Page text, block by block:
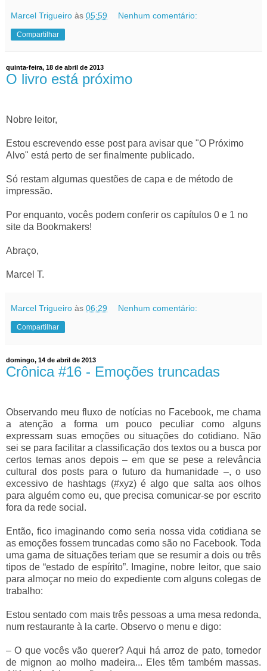
Marcel Trigueiro às 05:59 Nenhum comentário:
Compartilhar
quinta-feira, 18 de abril de 2013
O livro está próximo
Nobre leitor,
Estou escrevendo esse post para avisar que "O Próximo
Alvo" está perto de ser finalmente publicado.
Só restam algumas questões de capa e de método de
impressão.
Por enquanto, vocês podem conferir os capítulos 0 e 1 no
site da Bookmakers!
Abraço,
Marcel T.
Marcel Trigueiro às 06:29 Nenhum comentário:
Compartilhar
domingo, 14 de abril de 2013
Crônica #16 - Emoções truncadas
Observando meu fluxo de notícias no Facebook, me chama
a atenção a forma um pouco peculiar como alguns
expressam suas emoções ou situações do cotidiano. Não
sei se para facilitar a classificação dos textos ou a busca por
certos temas anos depois – em que se pese a relevância
cultural dos posts para o futuro da humanidade –, o uso
excessivo de hashtags (#xyz) é algo que salta aos olhos
para alguém como eu, que precisa comunicar-se por escrito
fora da rede social.
Então, fico imaginando como seria nossa vida cotidiana se
as emoções fossem truncadas como são no Facebook. Toda
uma gama de situações teriam que se resumir a dois ou três
tipos de “estado de espírito”. Imagine, nobre leitor, que saio
para almoçar no meio do expediente com alguns colegas de
trabalho:
Estou sentado com mais três pessoas a uma mesa redonda,
num restaurante à la carte. Observo o menu e digo:
– O que vocês vão querer? Aqui há arroz de pato, tornedor
de mignon ao molho madeira... Eles têm também massas.